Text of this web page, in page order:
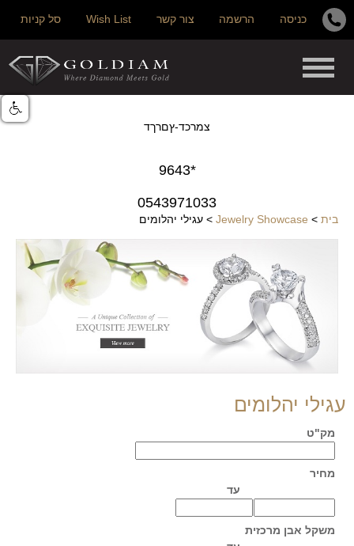
כניסה הרשמה צור קשר Wish List סל קניות
צמרכד-ץםרךד
*9643
0543971033
בית >
Jewelry Showcase
> עגילי יהלומים
עגילי יהלומים
מק"ט
מחיר
עד
משקל אבן מרכזית